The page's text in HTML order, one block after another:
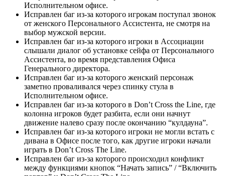
Исполнительном офисе.
Исправлен баг из-за которого игрокам поступал звонок
от женского Персонального Ассистента, не смотря на
выбор мужской версии.
Исправлен баг из-за которого игроки в Ассоциации
слышали диалог об установке сейфа от Персонального
Ассистента, во время представления Офиса
Генерального директора.
Исправлен баг из-за которого женский персонаж
заметно проваливался через спинку стула в
Исполнительном офисе.
Исправлен баг из-за которого в Don’t Cross the Line, где
колонна игроков будет разбита, если они начнут
движение налево сразу после окончанию “кулдауна”.
Исправлен баг из-за которого игроки не могли встать с
дивана в Офисе после того, как другие игроки начали
играть в Don’t Cross The Line.
Исправлен баг из-за которого происходил конфликт
между функциями кнопок “Начать запись” / “Включить